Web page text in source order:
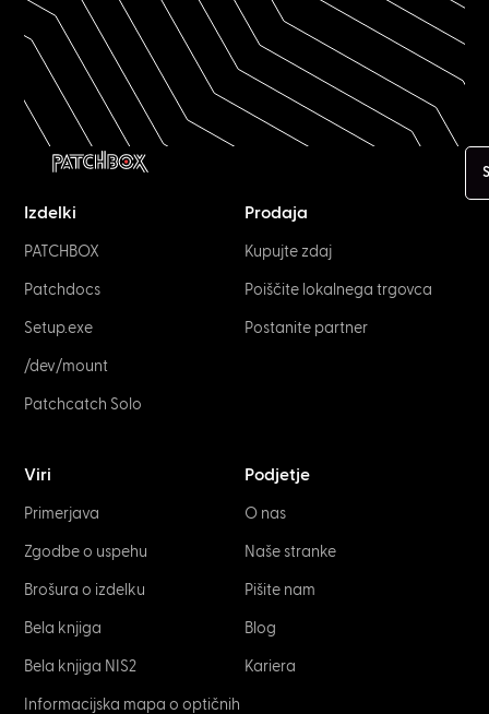
Izdelki
PATCHBOX
Patchdocs
Setup.exe
/dev/mount
Patchcatch Solo
Prodaja
Kupujte zdaj
Poiščite lokalnega trgovca
Postanite partner
Viri
Primerjava
Zgodbe o uspehu
Brošura o izdelku
Bela knjiga
Bela knjiga NIS2
Informacijska mapa o optičnih
Podjetje
O nas
Naše stranke
Pišite nam
Blog
Kariera